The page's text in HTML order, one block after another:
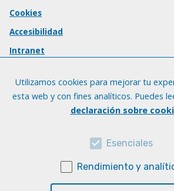
Cookies
Accesibilidad
Intranet
Utilizamos cookies para mejorar tu
esta web y con fines analíticos. Puedes
declaración sobre
Esenciales
Rendimiento y